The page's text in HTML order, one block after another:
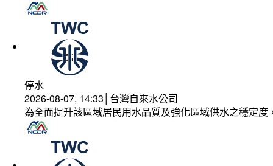
停水
2026-08-07, 14:33│台灣自來水公司
為全面提升該區域居民用水品質及強化區域供水之穩定